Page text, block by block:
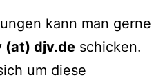
kann man gerne
(at) djv.de schicken.
um diese